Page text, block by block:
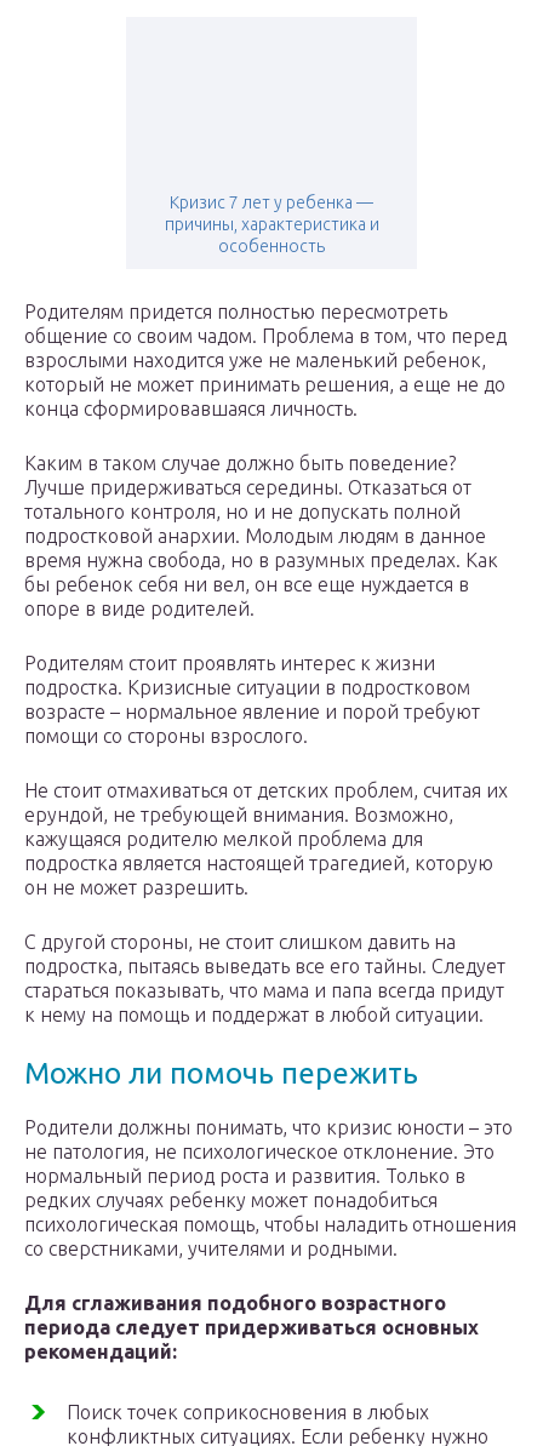
Кризис 7 лет у ребенка —
причины, характеристика и
особенность
Родителям придется полностью пересмотреть
общение со своим чадом. Проблема в том, что перед
взрослыми находится уже не маленький ребенок,
который не может принимать решения, а еще не до
конца сформировавшаяся личность.
Каким в таком случае должно быть поведение?
Лучше придерживаться середины. Отказаться от
тотального контроля, но и не допускать полной
подростковой анархии. Молодым людям в данное
время нужна свобода, но в разумных пределах. Как
бы ребенок себя ни вел, он все еще нуждается в
опоре в виде родителей.
Родителям стоит проявлять интерес к жизни
подростка. Кризисные ситуации в подростковом
возрасте – нормальное явление и порой требуют
помощи со стороны взрослого.
Не стоит отмахиваться от детских проблем, считая их
ерундой, не требующей внимания. Возможно,
кажущаяся родителю мелкой проблема для
подростка является настоящей трагедией, которую
он не может разрешить.
С другой стороны, не стоит слишком давить на
подростка, пытаясь выведать все его тайны. Следует
стараться показывать, что мама и папа всегда придут
к нему на помощь и поддержат в любой ситуации.
Можно ли помочь пережить
Родители должны понимать, что кризис юности – это
не патология, не психологическое отклонение. Это
нормальный период роста и развития. Только в
редких случаях ребенку может понадобиться
психологическая помощь, чтобы наладить отношения
со сверстниками, учителями и родными.
Для сглаживания подобного возрастного
периода следует придерживаться основных
рекомендаций:
Поиск точек соприкосновения в любых
конфликтных ситуациях. Если ребенку нужно